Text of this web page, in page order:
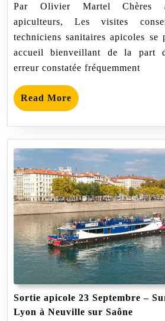
2018
Par Olivier Martel Chères apicultrices, chers
apiculteurs, Les visites
techniciens sanitaires apicoles se
accueil bienveillant de la part
erreur constatée fréquemment
Read More Read
More
Sortie apicole 23 Septembre –
Lyon à Neuville sur Saône